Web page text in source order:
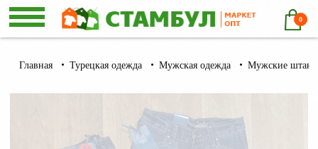
0
Главная Турецкая одежда Мужская одежда Мужские